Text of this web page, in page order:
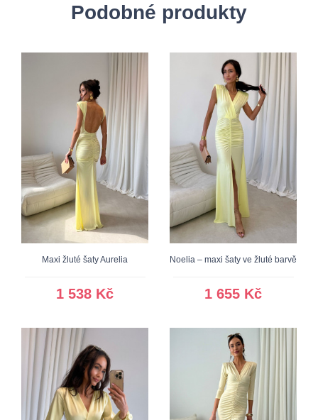
Podobné produkty
Maxi žluté šaty Aurelia
1 538 Kč
Noelia – maxi šaty ve žluté barvě
1 655 Kč